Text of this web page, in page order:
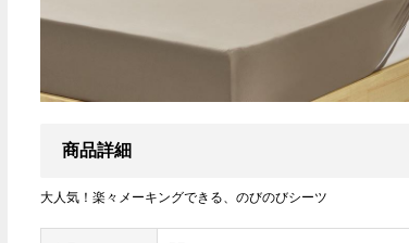
商品詳細
大人気！楽々メーキングできる、のびのびシーツ